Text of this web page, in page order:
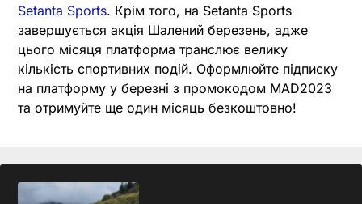
Setanta Sports. Крім того, на Setanta Sports
завершується акція Шалений березень, адже
цього місяця платформа транслює велику
кількість спортивних подій. Оформлюйте підписку
на платформу у березні з промокодом MAD2023
та отримуйте ще один місяць безкоштовно!